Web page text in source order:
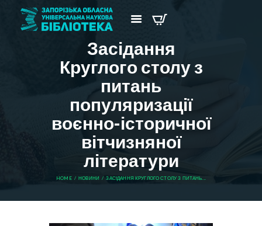
Засідання
Круглого столу з
питань
популяризації
воєнно-історичної
вітчизняної
літератури
HOME НОВИНИ ЗАСІДАННЯ КРУГЛОГО СТОЛУ З ПИТАНЬ...